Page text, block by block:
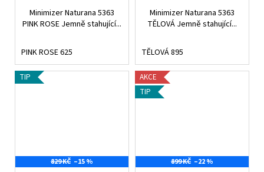
Minimizer Naturana 5363
PINK ROSE Jemně stahující...
PINK ROSE 625
Minimizer Naturana 5363
TĚLOVÁ Jemně stahující...
TĚLOVÁ 895
TIP
829 KČ –15 %
AKCE
TIP
899 KČ –22 %